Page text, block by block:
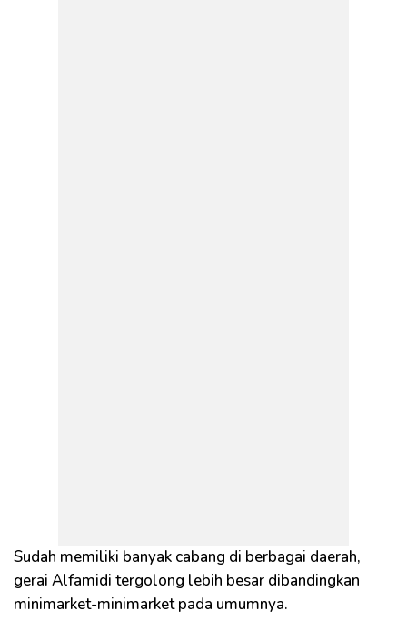
Sudah memiliki banyak cabang di berbagai daerah,
gerai Alfamidi tergolong lebih besar dibandingkan
minimarket-minimarket pada umumnya.